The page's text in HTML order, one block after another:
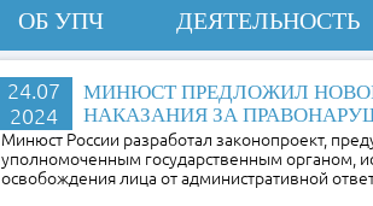
ОБ УПЧ ДЕЯТЕЛЬНОСТЬ
24.07
2024
МИНЮСТ ПРЕДЛОЖИЛ
НАКАЗАНИЯ ЗА
Минюст России разработал законопроект,
уполномоченным государственным органом,
освобождения лица от административной